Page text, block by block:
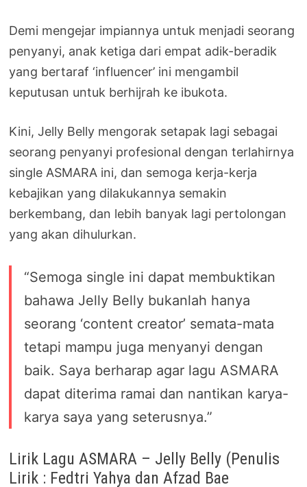
Demi mengejar impiannya untuk menjadi seorang
penyanyi, anak ketiga dari empat adik-beradik
yang bertaraf ‘influencer’ ini mengambil
keputusan untuk berhijrah ke ibukota.
Kini, Jelly Belly mengorak setapak lagi sebagai
seorang penyanyi profesional dengan terlahirnya
single ASMARA ini, dan semoga kerja-kerja
kebajikan yang dilakukannya semakin
berkembang, dan lebih banyak lagi pertolongan
yang akan dihulurkan.
“Semoga single ini dapat membuktikan
bahawa Jelly Belly bukanlah hanya
seorang ‘content creator’ semata-mata
tetapi mampu juga menyanyi dengan
baik. Saya berharap agar lagu ASMARA
dapat diterima ramai dan nantikan karya-
karya saya yang seterusnya.”
Lirik Lagu ASMARA – Jelly Belly (Penulis
Lirik : Fedtri Yahya dan Afzad Bae